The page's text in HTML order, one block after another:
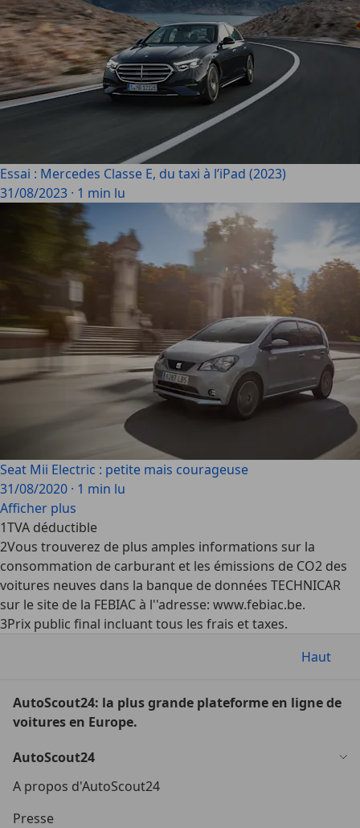
Essai : Mercedes Classe E, du taxi à l’iPad (2023)
31/08/2023 · 1 min lu
Seat Mii Electric : petite mais courageuse
31/08/2020 · 1 min lu
Afficher plus
1TVA déductible
2Vous trouverez de plus amples informations sur la
consommation de carburant et les émissions de CO2 des
voitures neuves dans la banque de données TECHNICAR
sur le site de la FEBIAC à l''adresse: www.febiac.be.
3Prix public final incluant tous les frais et taxes.
Haut
AutoScout24: la plus grande plateforme en ligne de
voitures en Europe.
AutoScout24
A propos d'AutoScout24
Presse